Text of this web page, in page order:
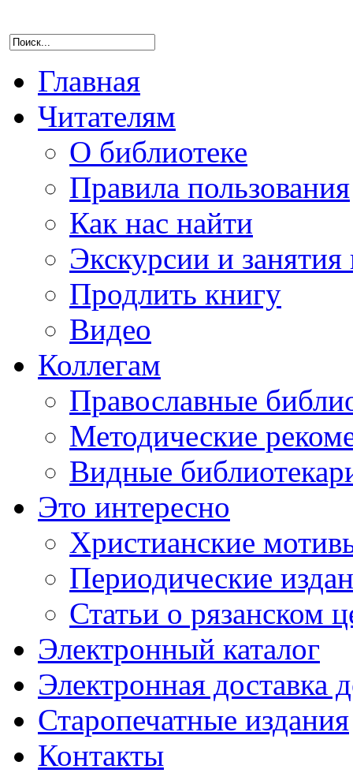
Главная
Читателям
О библиотеке
Правила пользования
Как нас найти
Экскурсии и занятия
Продлить книгу
Видео
Коллегам
Православные
Методические
Видные
Это интересно
Христианские
Периодические
Статьи о рязанском
Электронный каталог
Электронная доставка
Старопечатные издания
Контакты